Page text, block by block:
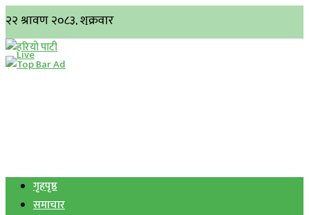
गृहपृष्ठ
समाचार